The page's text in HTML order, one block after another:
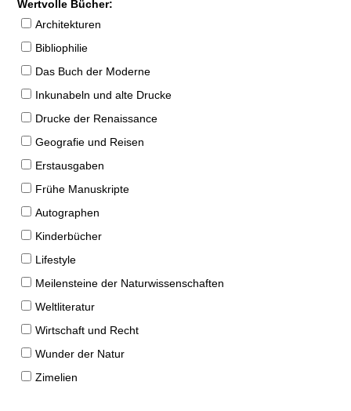
Wertvolle Bücher:
Architekturen
Bibliophilie
Das Buch der Moderne
Inkunabeln und alte Drucke
Drucke der Renaissance
Geografie und Reisen
Erstausgaben
Frühe Manuskripte
Autographen
Kinderbücher
Lifestyle
Meilensteine der Naturwissenschaften
Weltliteratur
Wirtschaft und Recht
Wunder der Natur
Zimelien